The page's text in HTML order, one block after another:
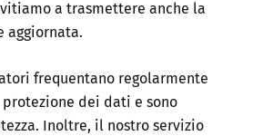
a trasmettere anche la
aggiornata.
frequentano regolarmente
dei dati e sono
Inoltre, il nostro servizio